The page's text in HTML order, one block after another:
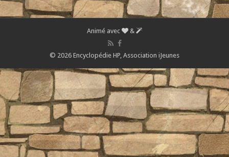
Animé avec &
© 2026 Encyclopédie HP, Association iJeunes